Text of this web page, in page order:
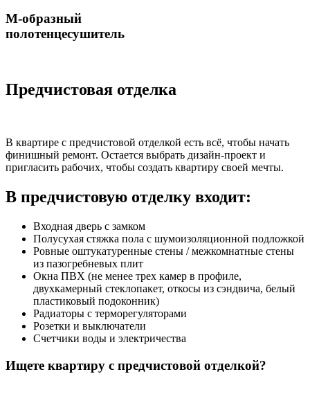
М-образный
полотенцесушитель
Предчистовая отделка
В квартире с предчистовой отделкой есть всё, чтобы начать
финишный ремонт. Остается выбрать дизайн-проект и
пригласить рабочих, чтобы создать квартиру своей мечты.
В предчистовую отделку входит:
Входная дверь с замком
Полусухая стяжка пола с шумоизоляционной подложкой
Ровные оштукатуренные стены / межкомнатные стены
из пазогребневых плит
Окна ПВХ (не менее трех камер в профиле,
двухкамерный стеклопакет, откосы из сэндвича, белый
пластиковый подоконник)
Радиаторы с терморегуляторами
Розетки и выключатели
Счетчики воды и электричества
Ищете квартиру с предчистовой отделкой?